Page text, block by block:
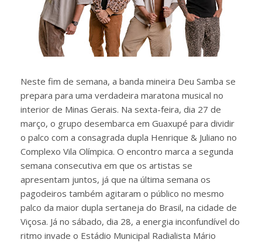
Neste fim de semana, a banda mineira Deu Samba se
prepara para uma verdadeira maratona musical no
interior de Minas Gerais. Na sexta-feira, dia 27 de
março, o grupo desembarca em Guaxupé para dividir
o palco com a consagrada dupla Henrique & Juliano no
Complexo Vila Olímpica. O encontro marca a segunda
semana consecutiva em que os artistas se
apresentam juntos, já que na última semana os
pagodeiros também agitaram o público no mesmo
palco da maior dupla sertaneja do Brasil, na cidade de
Viçosa. Já no sábado, dia 28, a energia inconfundível do
ritmo invade o Estádio Municipal Radialista Mário